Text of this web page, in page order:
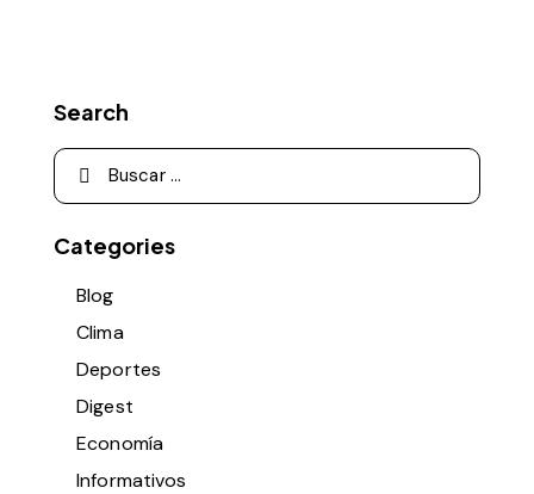
Search
Categories
Blog
Clima
Deportes
Digest
Economía
Informativos